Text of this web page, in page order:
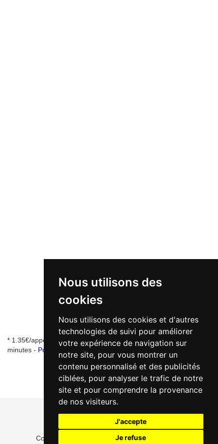
Nous utilisons des
cookies
Nous utilisons des cookies et d'autres
technologies de suivi pour améliorer
votre expérience de navigation sur
notre site, pour vous montrer un
contenu personnalisé et des publicités
ciblées, pour analyser le trafic de notre
site et pour comprendre la provenance
de nos visiteurs.
J'accepte
Je refuse
* 1.35€/appel + 0.34€/min - numéro de mise en relation valable 5
minutes - Pourquoi ce numéro ?
Copyright ©MeilleurAutourdeMoi.fr 2022 - 2026